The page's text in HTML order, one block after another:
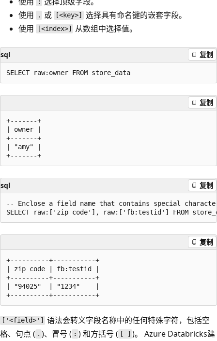
:
使用
. 或 [<key>]
选择具有命名键的嵌套字段。
使用
[<index>] 从数组中选择值。
sql 复制
复制
+-------+
| owner |
+-------+
| "amy" |
sql 复制
-- Enclose a field name that contains special
复制
+----------+-----------+
| zip code | fb:testid |
+----------+-----------+
| "94025"  | "1234"    |
['<field>']
语法会转义字段名称中的任何特殊字符，包括空
格、句点 ( . )、冒号 ( : ) 和方括号 ( [ ] )。 Azure Databricks建